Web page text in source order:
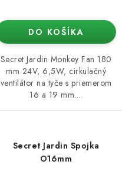
DO KOŠÍKA
Secret Jardin Monkey Fan 180
mm 24V, 6,5W, cirkulačný
ventilátor na tyče s priemerom
16 a 19 mm....
Secret Jardin Spojka
O16mm